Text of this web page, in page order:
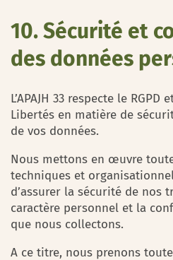
10. Sécurité et
des données
L’APAJH 33 respecte le
Libertés en matière de
de vos données.
Nous mettons en œuvre
techniques et
d’assurer la sécurité de nos
caractère personnel et la
que nous collectons.
A ce titre, nous prenons